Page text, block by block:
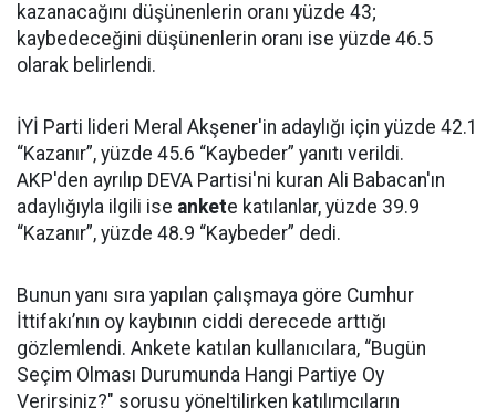
kazanacağını düşünenlerin oranı yüzde 43;
kaybedeceğini düşünenlerin oranı ise yüzde 46.5
olarak belirlendi.
İYİ Parti lideri Meral Akşener'in adaylığı için yüzde 42.1
“Kazanır”, yüzde 45.6 “Kaybeder” yanıtı verildi.
AKP'den ayrılıp DEVA Partisi'ni kuran Ali Babacan'ın
adaylığıyla ilgili ise ankete katılanlar, yüzde 39.9
“Kazanır”, yüzde 48.9 “Kaybeder” dedi.
Bunun yanı sıra yapılan çalışmaya göre Cumhur
İttifakı’nın oy kaybının ciddi derecede arttığı
gözlemlendi. Ankete katılan kullanıcılara, “Bugün
Seçim Olması Durumunda Hangi Partiye Oy
Verirsiniz?" sorusu yöneltilirken katılımcıların